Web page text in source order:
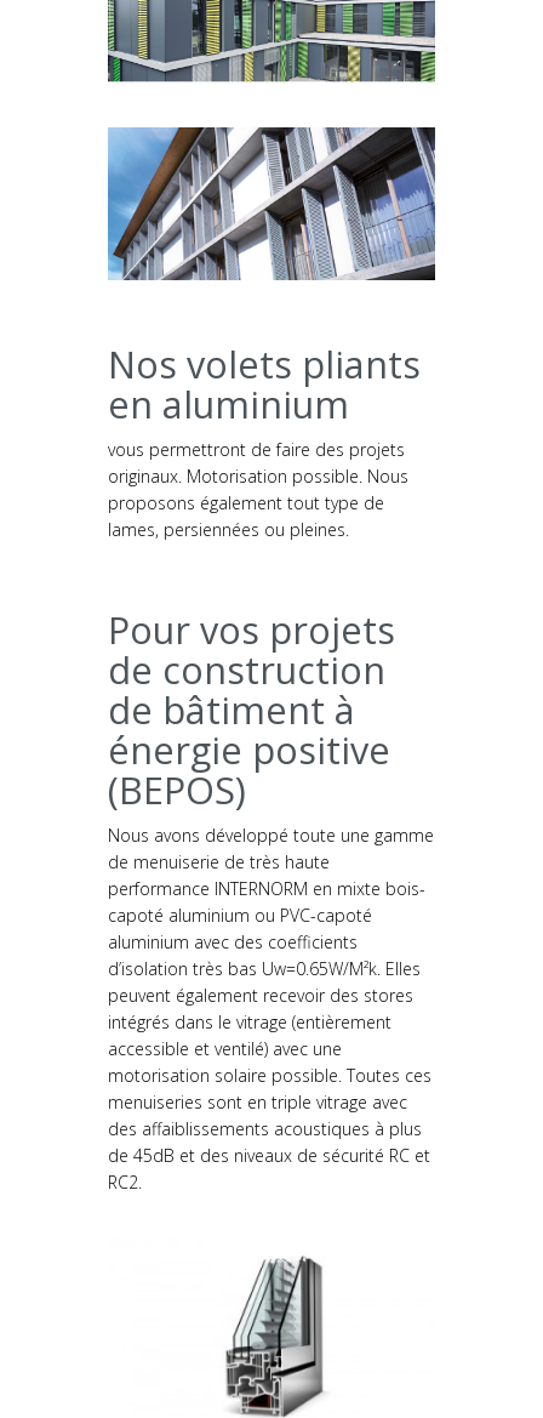
Nos volets pliants
en aluminium
vous permettront de faire des projets
originaux. Motorisation possible. Nous
proposons également tout type de
lames, persiennées ou pleines.
Pour vos projets
de construction
de bâtiment à
énergie positive
(BEPOS)
Nous avons développé toute une gamme
de menuiserie de très haute
performance INTERNORM en mixte bois-
capoté aluminium ou PVC-capoté
aluminium avec des coefficients
d’isolation très bas Uw=0.65W/M²k. Elles
peuvent également recevoir des stores
intégrés dans le vitrage (entièrement
accessible et ventilé) avec une
motorisation solaire possible. Toutes ces
menuiseries sont en triple vitrage avec
des affaiblissements acoustiques à plus
de 45dB et des niveaux de sécurité RC et
RC2.